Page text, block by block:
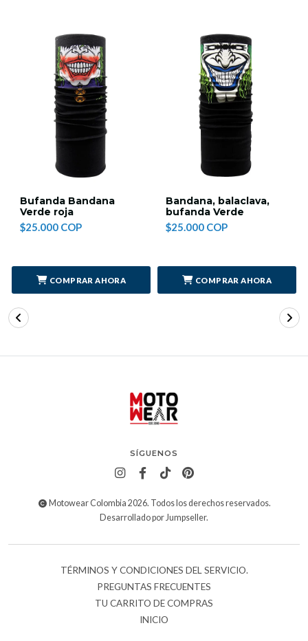
Bufanda Bandana
Verde roja
$25.000 COP
COMPRAR AHORA
Bandana, balaclava,
bufanda Verde
$25.000 COP
COMPRAR AHORA
SÍGUENOS
Motowear Colombia 2026. Todos los derechos reservados.
Desarrollado por Jumpseller.
TÉRMINOS Y CONDICIONES DEL SERVICIO.
PREGUNTAS FRECUENTES
TU CARRITO DE COMPRAS
INICIO